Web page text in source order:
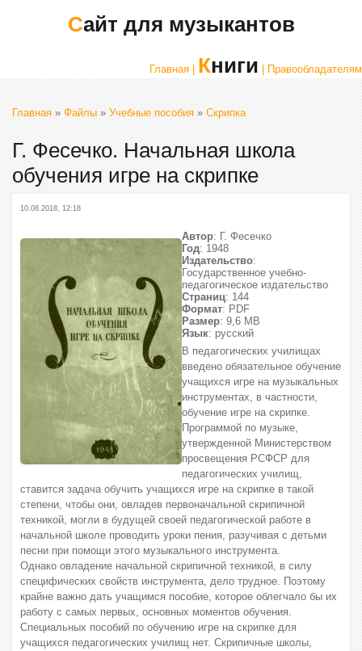
Сайт для музыкантов
Главная | Книги | Правообладателям
Главная » Файлы » Учебные пособия » Скрипка
Г. Фесечко. Начальная школа
обучения игре на скрипке
10.08.2018, 12:18
Автор: Г. Фесечко
Год: 1948
Издательство:
Государственное учебно-
педагогическое издательство
Страниц: 144
Формат: PDF
Размер: 9,6 МВ
Язык: русский
В педагогических училищах
введено обязательное обучение
учащихся игре на музыкальных
инструментах, в частности,
обучение игре на скрипке.
Программой по музыке,
утвержденной Министерством
просвещения РСФСР для
педагогических училищ,
ставится задача обучить учащихся игре на скрипке в такой
степени, чтобы они, овладев первоначальной скрипичной
техникой, могли в будущей своей педагогической работе в
начальной школе проводить уроки пения, разучивая с детьми
песни при помощи этого музыкального инструмента.
Однако овладение начальной скрипичной техникой, в силу
специфических свойств инструмента, дело трудное. Поэтому
крайне важно дать учащимся пособие, которое облегчало бы их
работу с самых первых, основных моментов обучения.
Специальных пособий по обучению игре на скрипке для
учащихся педагогических училищ нет. Скрипичные школы,